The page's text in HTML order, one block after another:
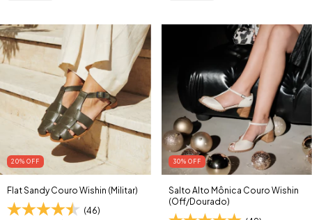
20% OFF
Flat Sandy Couro Wishin (Militar)
(46)
30% OFF
Salto Alto Mônica Couro Wishin
(Off/Dourado)